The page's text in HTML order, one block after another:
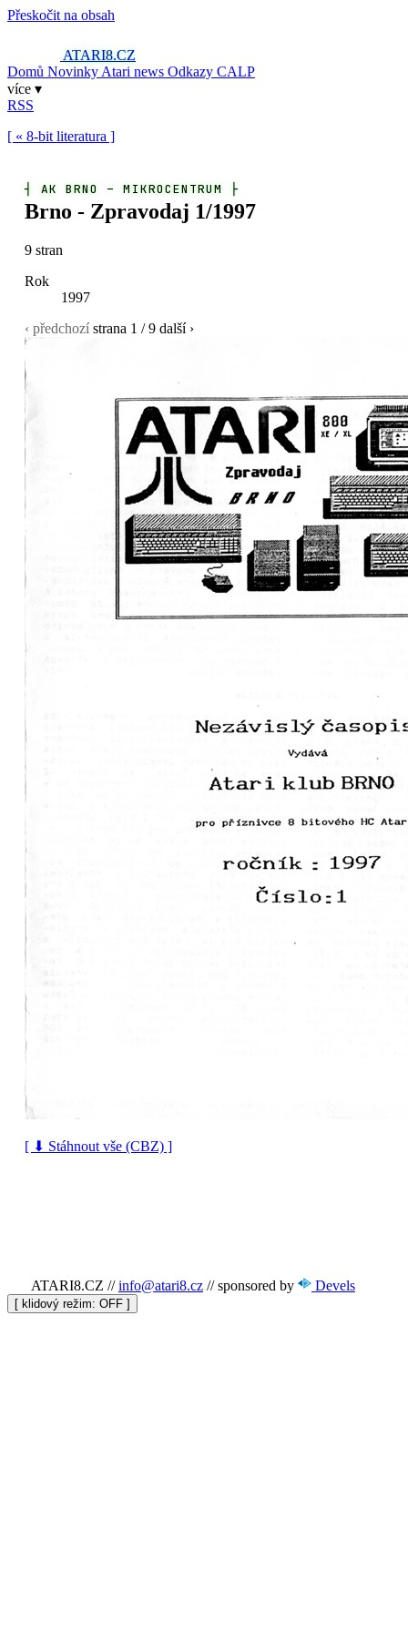
Přeskočit na obsah
ATARI8.CZ
Domů Novinky Atari news Odkazy CALP
více ▾
RSS
[ « 8-bit literatura ]
┤AK BRNO – MIKROCENTRUM ├
Brno - Zpravodaj 1/1997
9 stran
Rok
1997
‹ předchozí strana 1 / 9 další ›
[ ⬇ Stáhnout vše (CBZ) ]
ATARI8.CZ // info@atari8.cz // sponsored by Devels
[ klidový režim: ]